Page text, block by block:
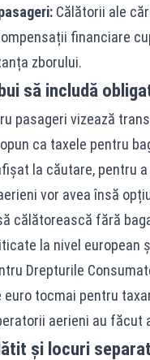
Călătorii ale
financiare
zborului.
să includă
pasageri vizează
ca taxele pentru
la căutare, pentru
vor avea însă
călătorească fără
la nivel european
Drepturile
tocmai pentru
aerieni au făcut
și locuri